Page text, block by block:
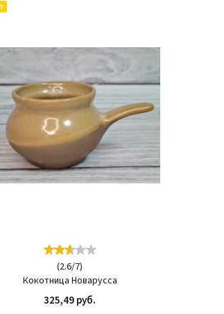
(2.6/7)
Кокотница Новарусса
325,49 руб.